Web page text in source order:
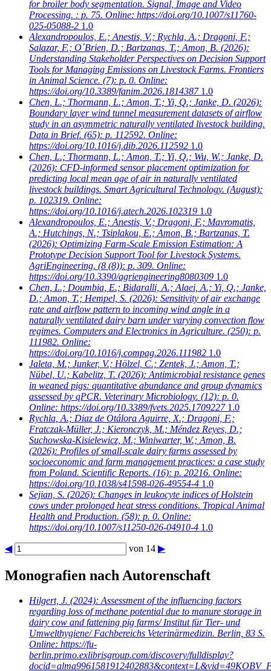
for broiler body segmentation. Signal, Image and Video
Processing. : p. 75. Online: https://doi.org/10.1007/s11760-
025-05088-2 1.0
Alexandropoulos, E.; Anestis, V.; Rychla, A.; Dragoni, F.;
Salazar, F.; O´Brien, D.; Bartzanas, T.; Amon, B. (2026):
Understanding Stakeholder Perspectives on Decision Support
Tools for Managing Emissions on Livestock Farms. Frontiers
in Animal Science. (7): p. 0. Online:
https://doi.org/10.3389/fanim.2026.1814387 1.0
Chen, L.; Thormann, L.; Amon, T.; Yi, Q.; Janke, D. (2026):
Boundary layer wind tunnel measurement datasets of airflow
study in an asymmetric naturally ventilated livestock building.
Data in Brief. (65): p. 112592. Online:
https://doi.org/10.1016/j.dib.2026.112592 1.0
Chen, L.; Thormann, L.; Amon, T.; Yi, Q.; Wu, W.; Janke, D.
(2026): CFD-informed sensor placement optimization for
predicting local mean age of air in naturally ventilated
livestock buildings. Smart Agricultural Technology. (August):
p. 102319. Online:
https://doi.org/10.1016/j.atech.2026.102319 1.0
Alexandropoulos, E.; Anestis, V.; Dragoni, F.; Mavromatis,
A.; Hutchings, N.; Tsiplakou, E.; Amon, B.; Bartzanas, T.
(2026): Optimizing Farm-Scale Emission Estimation: A
Prototype Decision Support Tool for Livestock Systems.
AgriEngineering. (8 (8)): p. 309. Online:
https://doi.org/10.3390/agriengineering8080309 1.0
Chen, L.; Doumbia, E.; Bidaralli, A.; Alaei, A.; Yi, Q.; Janke,
D.; Amon, T.; Hempel, S. (2026): Sensitivity of air exchange
rate and airflow pattern to incoming wind angle in a
naturally ventilated dairy barn under varying convection flow
regimes. Computers and Electronics in Agriculture. (250): p.
111982. Online:
https://doi.org/10.1016/j.compag.2026.111982 1.0
Jaleta, M.; Junker, V.; Hölzel, C.; Zentek, J.; Amon, T.;
Nübel, U.; Kabelitz, T. (2026): Antimicrobial resistance genes
in weaned pigs: quantitative abundance and group dynamics
assessed by qPCR. Veterinary Microbiology. (12): p. 0.
Online: https://doi.org/10.3389/fvets.2025.1709227 1.0
Rychla, A.; Diaz de Otálora Aguirre, X.; Dragoni, F.;
Fratczak-Müller, J.; Kieronczyk, M.; Méndez Reyes, D.;
Suchowska-Kisielewicz, M.; Winiwarter, W.; Amon, B.
(2026): Profiles of small-scale dairy farms assessed by
socioeconomic and farm management practices: a case study
from Poland. Scientific Reports. (16): p. 20216. Online:
https://doi.org/10.1038/s41598-026-49554-4 1.0
Sejian, S. (2026): Changes in leukocyte indices of Holstein
cows under prolonged heat stress conditions. Tropical Animal
Health and Production. (58): p. 0. Online:
https://doi.org/10.1007/s11250-026-04910-4 1.0
◀ von 14 ▶
Monografien nach Autorenschaft
Hilgert, J. (2024): Assessment of the influencing factors
regarding loss of methane potential due to manure storage in
dairy cow and fattening pig farms/ Institut für Tier- und
Umwelthygiene/ Fachbereichs Veterinärmedizin. Berlin, 83 S.
Online: https://fu-
berlin.primo.exlibrisgroup.com/discovery/fulldisplay?